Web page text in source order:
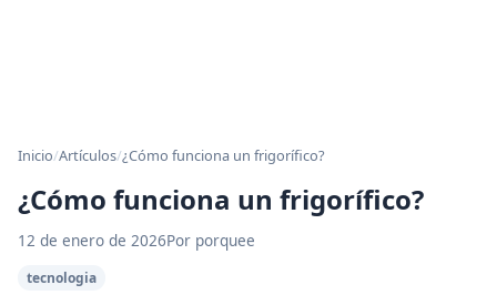
Inicio/Artículos/¿Cómo funciona un frigorífico?
¿Cómo funciona un frigorífico?
12 de enero de 2026Por porquee
tecnologia